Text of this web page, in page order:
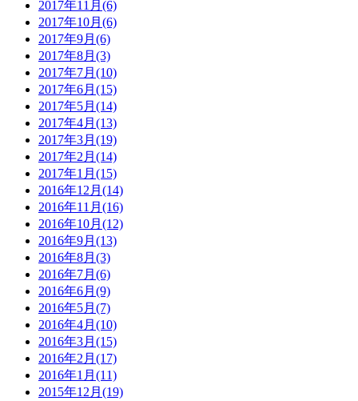
2017年11月(6)
2017年10月(6)
2017年9月(6)
2017年8月(3)
2017年7月(10)
2017年6月(15)
2017年5月(14)
2017年4月(13)
2017年3月(19)
2017年2月(14)
2017年1月(15)
2016年12月(14)
2016年11月(16)
2016年10月(12)
2016年9月(13)
2016年8月(3)
2016年7月(6)
2016年6月(9)
2016年5月(7)
2016年4月(10)
2016年3月(15)
2016年2月(17)
2016年1月(11)
2015年12月(19)